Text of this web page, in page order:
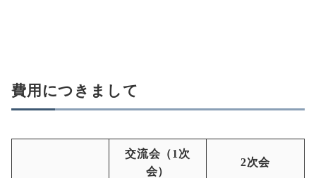
費用につきまして
交流会（1次
会）
2次会